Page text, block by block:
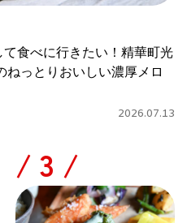
て食べに行きたい！精華町光
っとりおいしい濃厚メロ
2026.07.13
/